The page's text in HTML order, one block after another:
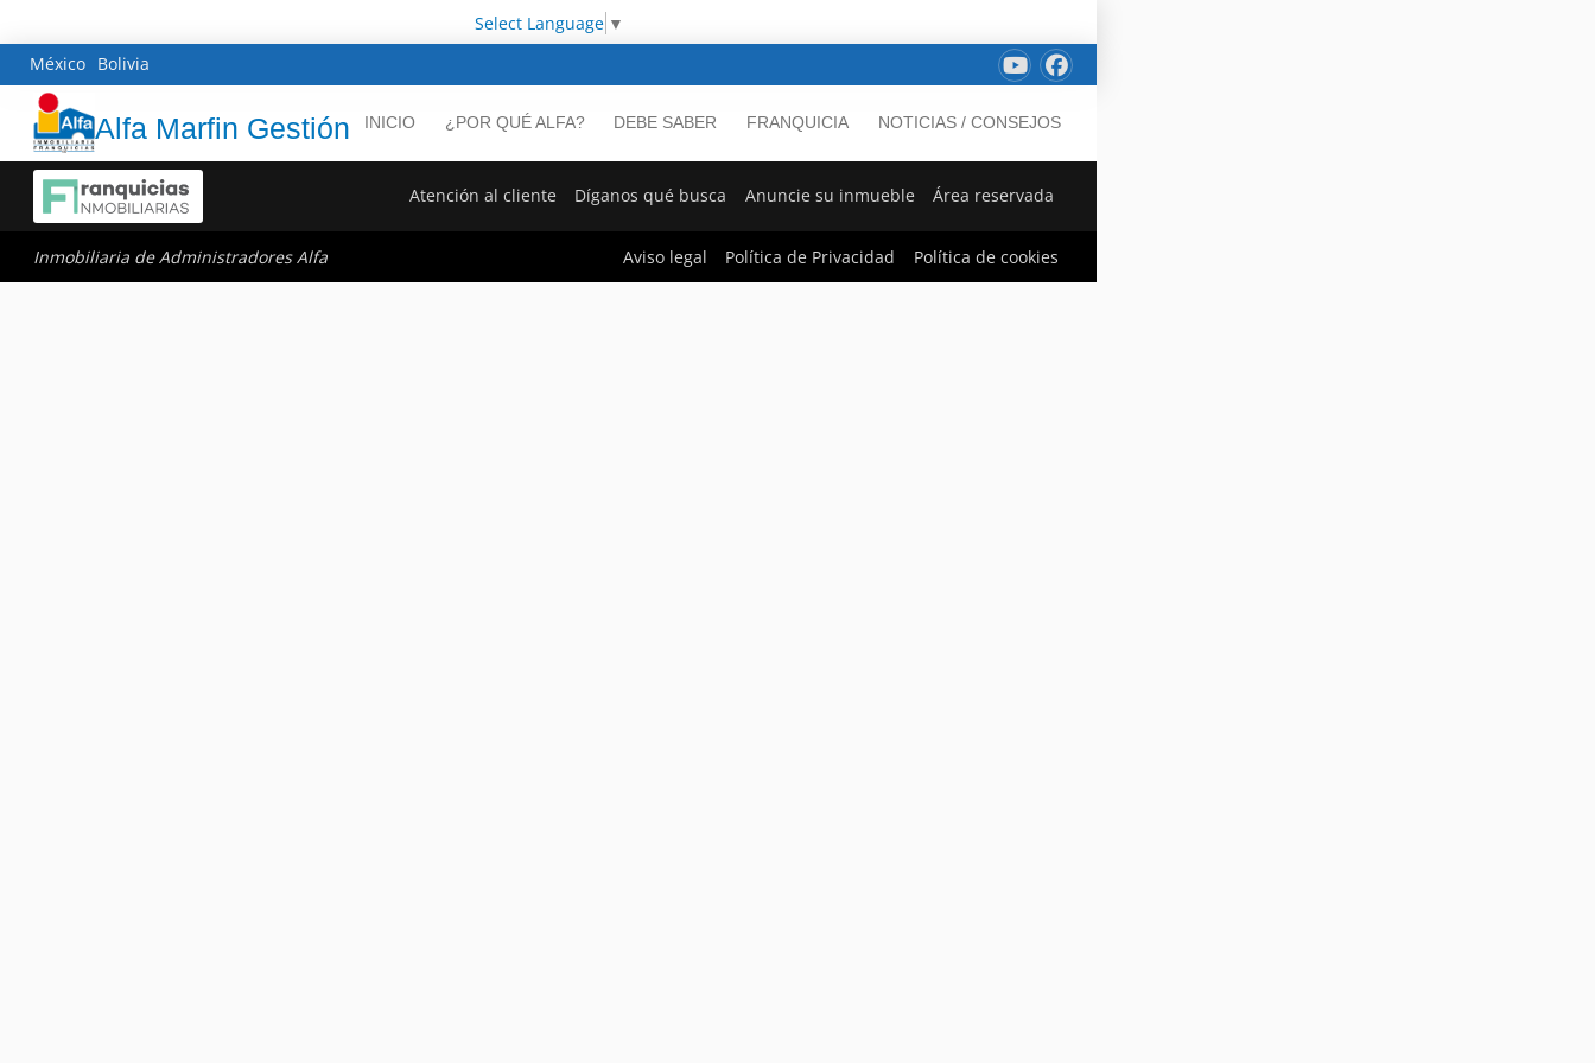
Select Language ▼
México Bolivia
Alfa Marfin Gestión INICIO ¿POR QUÉ ALFA? DEBE SABER FRANQUICIA NOTICIAS / CONSEJOS
Atención al cliente Díganos qué busca Anuncie su inmueble Área reservada
Inmobiliaria de Administradores Alfa Aviso legal Política de Privacidad Política de cookies